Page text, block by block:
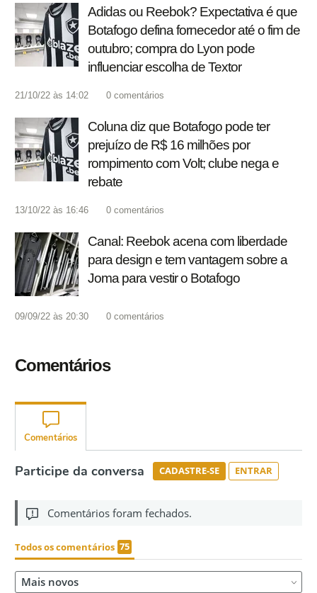
Adidas ou Reebok? Expectativa é que
Botafogo defina fornecedor até o fim de
outubro; compra do Lyon pode
influenciar escolha de Textor
21/10/22 às 14:02 0 comentários
Coluna diz que Botafogo pode ter
prejuízo de R$ 16 milhões por
rompimento com Volt; clube nega e
rebate
13/10/22 às 16:46 0 comentários
Canal: Reebok acena com liberdade
para design e tem vantagem sobre a
Joma para vestir o Botafogo
09/09/22 às 20:30 0 comentários
Comentários